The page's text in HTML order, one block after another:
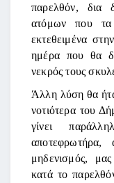
παρελθόν, δια
ατόμων που τα
εκτεθειμένα
ημέρα που θα
νεκρός τους
Άλλη λύση θα
νοτιότερα του
γίνει
μηδενισμός,
κατά το